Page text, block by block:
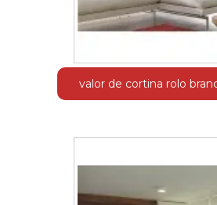
valor de cortina rolo